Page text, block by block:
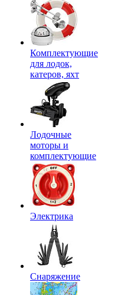
Комплектующие
для лодок,
катеров, яхт
Лодочные
моторы и
комплектующие
Электрика
Снаряжение